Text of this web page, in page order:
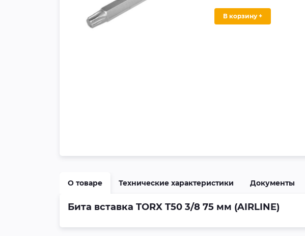
В корзину +
О товаре Технические характеристики Документы
Бита вставка TORX T50 3/8 75 мм (AIRLINE)